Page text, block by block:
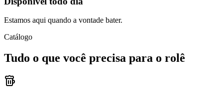
Estamos aqui quando a vontade bater.
Catálogo
Tudo o que você precisa para o rolê